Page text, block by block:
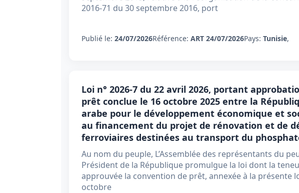
2016-71 du 30 septembre 2016, port
Publié le: 24/07/2026Référence: ART 24/07/2026Pays: Tunisie,
Loi n° 2026-7 du 22 avril 2026, portant
prêt conclue le 16 octobre 2025 entre la
arabe pour le développement économique et
au financement du projet de rénovation et de
ferroviaires destinées au transport du
Au nom du peuple, L’Assemblée des représentants du
Président de la République promulgue la loi dont la
approuvée la convention de prêt, annexée à la présente
octobre